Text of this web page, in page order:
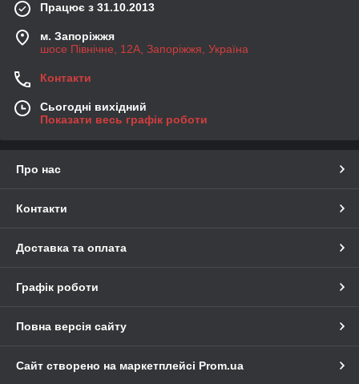
Працює з 31.10.2013
м. Запоріжжя
шосе Північне, 12А, Запоріжжя, Україна
Контакти
Сьогодні вихідний
Показати весь графік роботи
Про нас
Контакти
Доставка та оплата
Графік роботи
Повна версія сайту
Сайт створено на маркетплейсі Prom.ua